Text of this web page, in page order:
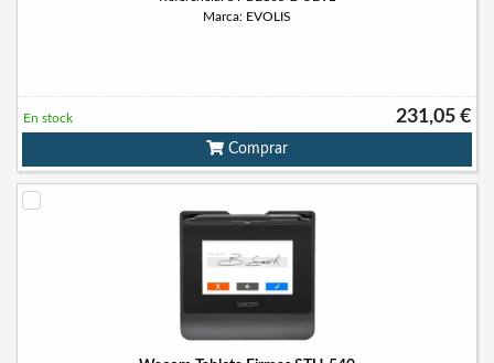
Marca: EVOLIS
231,05 €
En stock
Comprar